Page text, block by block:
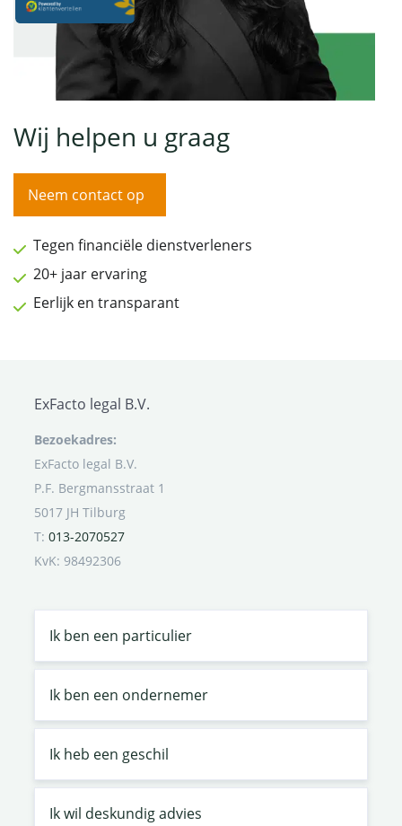
Wij helpen u graag
Neem contact op
Tegen financiële dienstverleners
20+ jaar ervaring
Eerlijk en transparant
ExFacto legal B.V.
Bezoekadres:
ExFacto legal B.V.
P.F. Bergmansstraat 1
5017 JH Tilburg
T: 013-2070527
KvK: 98492306
Ik ben een particulier
Ik ben een ondernemer
Ik heb een geschil
Ik wil deskundig advies